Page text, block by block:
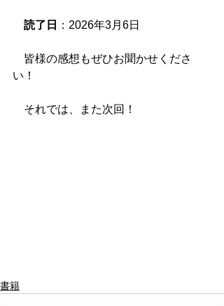
読了日 ：2026年3月6日
皆様の感想もぜひお聞かせくださ
い！
それでは、また次回！
書籍